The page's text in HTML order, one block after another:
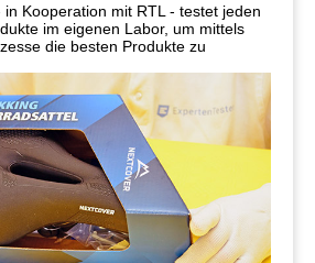
in Kooperation mit RTL - testet jeden
im eigenen Labor, um mittels
die besten Produkte zu